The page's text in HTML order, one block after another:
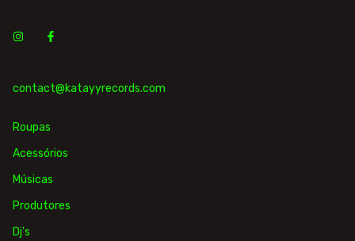
contact@katayyrecords.com
Roupas
Acessórios
Músicas
Produtores
Dj's